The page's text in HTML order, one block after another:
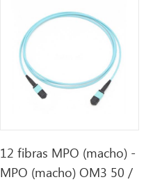
12 fibras MPO (macho) -
MPO (macho) OM3 50 /